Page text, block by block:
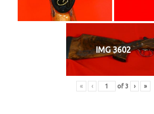
IMG 3602
« ‹ of 3 › »